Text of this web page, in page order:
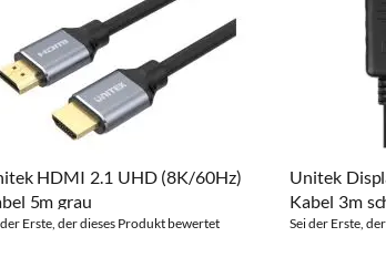
HDMI 2.1 UHD (8K/60Hz)
5m grau
der Erste, der dieses Produkt bewertet
Unitek
Kabel 3m
Sei der Erste,